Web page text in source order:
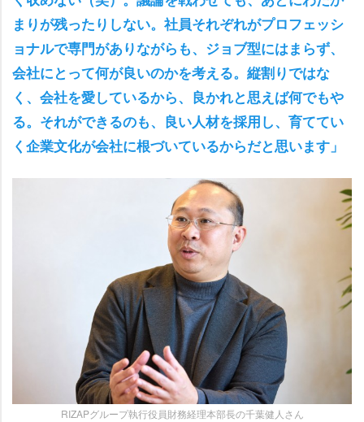
まりが残ったりしない。社員それぞれがプロフェッシ
ョナルで専門がありながらも、ジョブ型にはまらず、
会社にとって何が良いのかを考える。縦割りではな
く、会社を愛しているから、良かれと思えば何でも
る。それができるのも、良い人材を採用し、育ててい
く企業文化が会社に根づいているからだと思います」
RIZAPグループ執行役員財務経理本部長の千葉健人さん